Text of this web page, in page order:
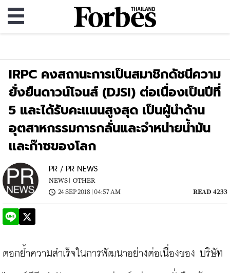
IRPC คงสถานะการเป็นสมาชิกดัชนีความ
ยั่งยืนดาวน์โจนส์ (DJSI) ต่อเนื่องเป็นปีที่
5 และได้รับคะแนนสูงสุด เป็นผู้นำด้าน
อุตสาหกรรมการกลั่นและจำหน่ายน้ำมัน
และก๊าซของโลก
PR / PR NEWS
NEWS |
OTHER
24 SEP 2018 | 04:57 AM
READ 4233
ตอกย้ำความสำเร็จในการพัฒนาอย่างต่อเนื่องของ บริษัท